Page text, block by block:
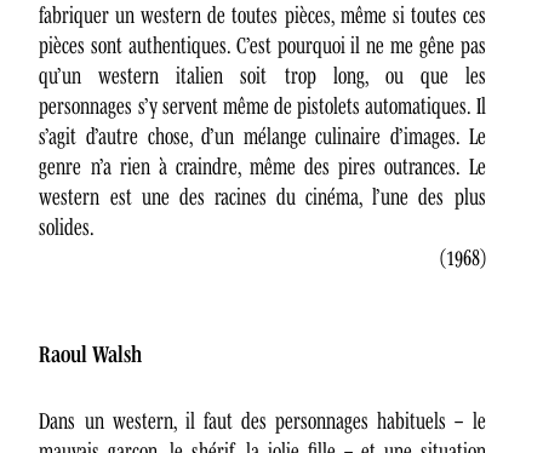
fabriquer un western de toutes pièces, même si toutes ces
pièces sont authentiques. C’est pourquoi il ne me gêne pas
qu’un western italien soit trop long, ou que les
personnages s’y servent même de pistolets automatiques. Il
s’agit d’autre chose, d’un mélange culinaire d’images. Le
genre n’a rien à craindre, même des pires outrances. Le
western est une des racines du cinéma, l’une des plus
solides.
(1968)
Raoul Walsh
Dans un western, il faut des personnages habituels – le